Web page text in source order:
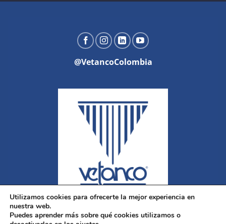
@VetancoColombia
Utilizamos cookies para ofrecerte la mejor experiencia en
nuestra web.
Puedes aprender más sobre qué cookies utilizamos o